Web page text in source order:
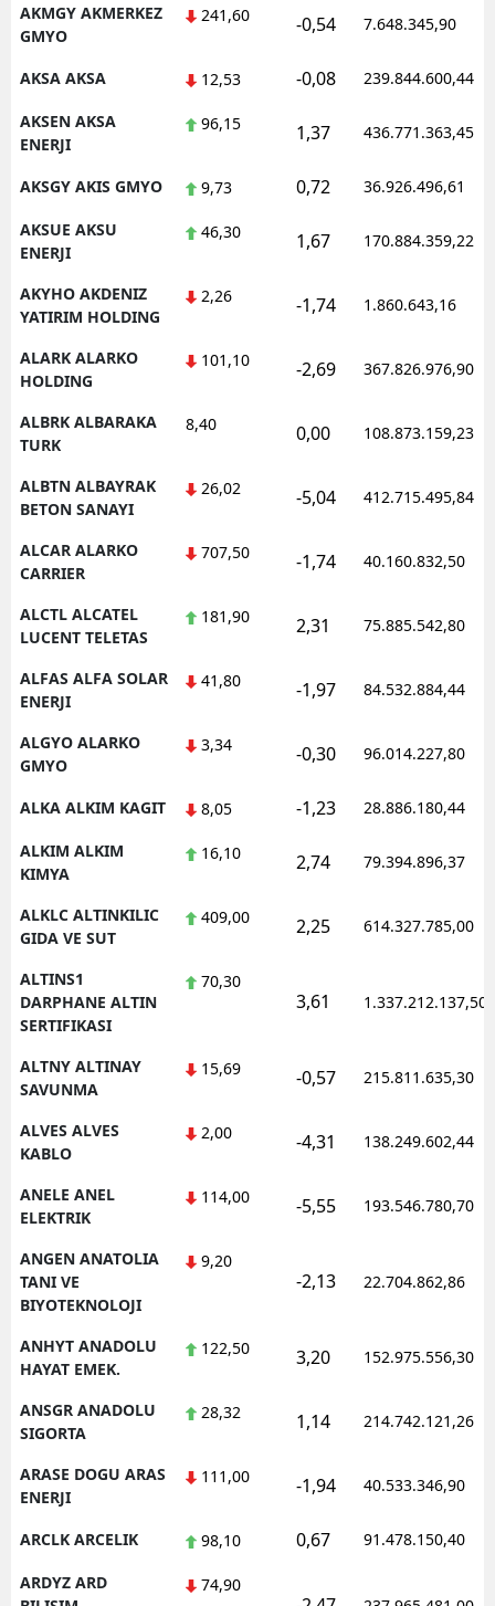
Ordu
Rize
Sinop
Sivas
Trabzon
Uşak
Zonguldak
Aksaray
Batman
Yalova
Karabük
Osmaniye
AKMGY AKMERKEZ
GMYO
241,60 -0,54 7.648.345,90
AKSA AKSA 12,53 -0,08 239.844.600,44
AKSEN AKSA
ENERJI
96,15 1,37 436.771.363,45
AKSGY AKIS GMYO 9,73 0,72 36.926.496,61
AKSUE AKSU
ENERJI
46,30 1,67 170.884.359,22
AKYHO AKDENIZ
YATIRIM HOLDING
2,26 -1,74 1.860.643,16
ALARK ALARKO
HOLDING
101,10 -2,69 367.826.976,90
ALBRK ALBARAKA
TURK
8,40 0,00 108.873.159,23
ALBTN ALBAYRAK
BETON SANAYI
26,02 -5,04 412.715.495,84
ALCAR ALARKO
CARRIER
707,50 -1,74 40.160.832,50
ALCTL ALCATEL
LUCENT TELETAS
181,90 2,31 75.885.542,80
ALFAS ALFA SOLAR
ENERJI
41,80 -1,97 84.532.884,44
ALGYO ALARKO
GMYO
3,34 -0,30 96.014.227,80
ALKA ALKIM KAGIT 8,05 -1,23 28.886.180,44
ALKIM ALKIM
KIMYA
16,10 2,74 79.394.896,37
ALKLC ALTINKILIC
GIDA VE SUT
409,00 2,25 614.327.785,00
ALTINS1
DARPHANE ALTIN
SERTIFIKASI
70,30
3,61 1.337.212.137,50
ALTNY ALTINAY
SAVUNMA
15,69 -0,57 215.811.635,30
ALVES ALVES
KABLO
2,00 -4,31 138.249.602,44
ANELE ANEL
ELEKTRIK
114,00 -5,55 193.546.780,70
ANGEN ANATOLIA
TANI VE
BIYOTEKNOLOJI
9,20
-2,13 22.704.862,86
ANHYT ANADOLU
HAYAT EMEK.
122,50 3,20 152.975.556,30
ANSGR ANADOLU
SIGORTA
28,32 1,14 214.742.121,26
ARASE DOGU ARAS
ENERJI
111,00 -1,94 40.533.346,90
ARCLK ARCELIK 98,10 0,67 91.478.150,40
ARDYZ ARD
74,90